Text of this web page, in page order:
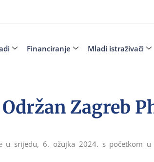
Financiranje Mladi istraživači
Održan Zagreb
u srijedu, 6. ožujka 2024. s početkom u